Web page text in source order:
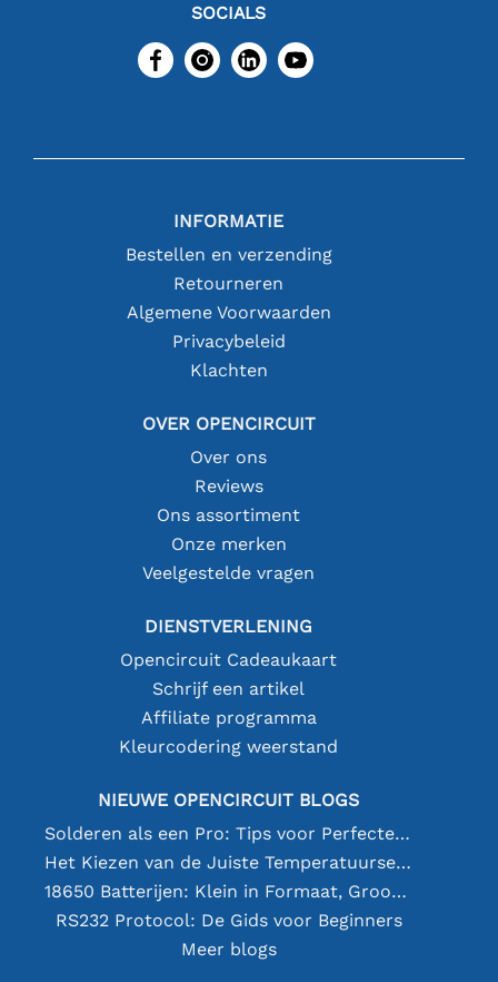
SOCIALS
INFORMATIE
Bestellen en verzending
Retourneren
Algemene Voorwaarden
Privacybeleid
Klachten
OVER OPENCIRCUIT
Over ons
Reviews
Ons assortiment
Onze merken
Veelgestelde vragen
DIENSTVERLENING
Opencircuit Cadeaukaart
Schrijf een artikel
Affiliate programma
Kleurcodering weerstand
NIEUWE OPENCIRCUIT BLOGS
Solderen als een Pro: Tips voor Perfecte Elektronische Verbindingen
Het Kiezen van de Juiste Temperatuursensor [youtube]
18650 Batterijen: Klein in Formaat, Groot in Prestatie
RS232 Protocol: De Gids voor Beginners
Meer blogs